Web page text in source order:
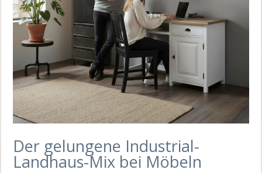
Der gelungene Industrial-
Landhaus-Mix bei Möbeln